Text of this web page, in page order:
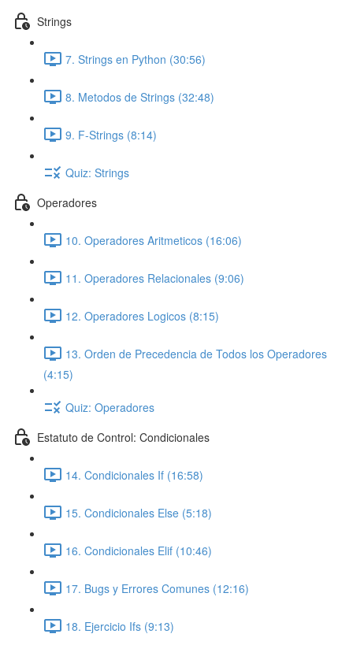
Strings
7. Strings en Python (30:56)
8. Metodos de Strings (32:48)
9. F-Strings (8:14)
Quiz: Strings
Operadores
10. Operadores Aritmeticos (16:06)
11. Operadores Relacionales (9:06)
12. Operadores Logicos (8:15)
13. Orden de Precedencia de Todos los Operadores
(4:15)
Quiz: Operadores
Estatuto de Control: Condicionales
14. Condicionales If (16:58)
15. Condicionales Else (5:18)
16. Condicionales Elif (10:46)
17. Bugs y Errores Comunes (12:16)
18. Ejercicio Ifs (9:13)